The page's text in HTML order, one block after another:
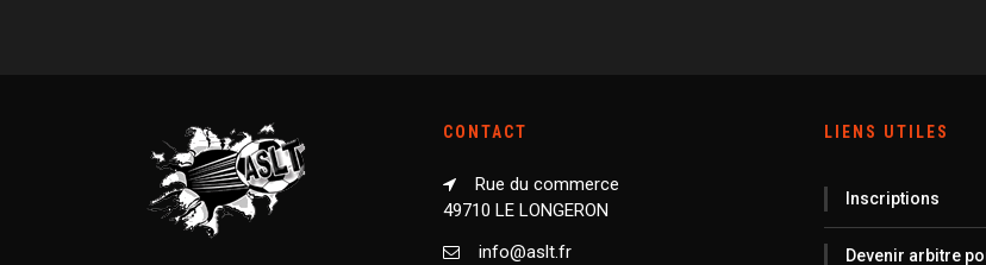
CONTACT
Rue du commerce
49710 LE LONGERON
info@aslt.fr
LIENS UTILES
Inscriptions
Devenir arbitre